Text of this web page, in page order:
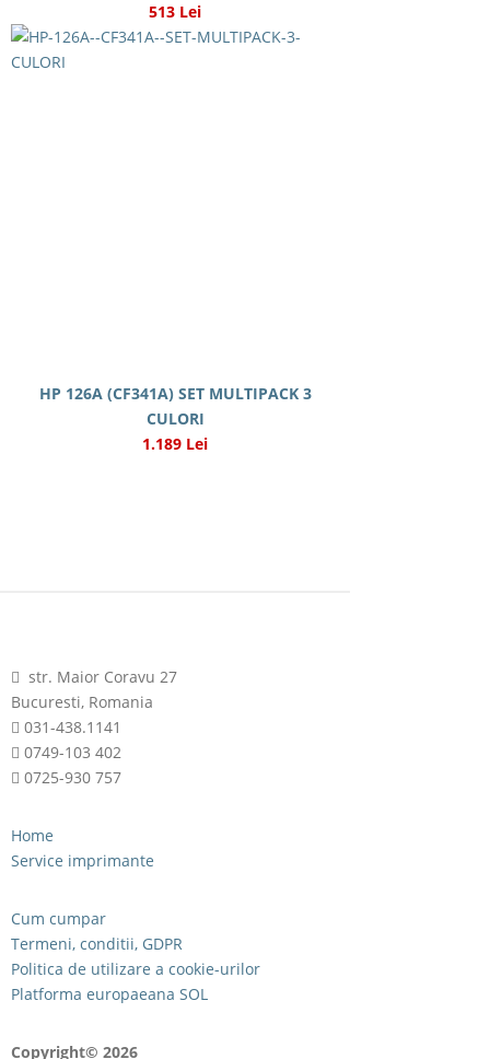
513 Lei
HP 126A (CF341A) SET MULTIPACK 3
CULORI
1.189 Lei
str. Maior Coravu 27
Bucuresti, Romania
031-438.1141
0749-103 402
0725-930 757
Home
Service imprimante
Cum cumpar
Termeni, conditii, GDPR
Politica de utilizare a cookie-urilor
Platforma europaeana SOL
Copyright© 2026